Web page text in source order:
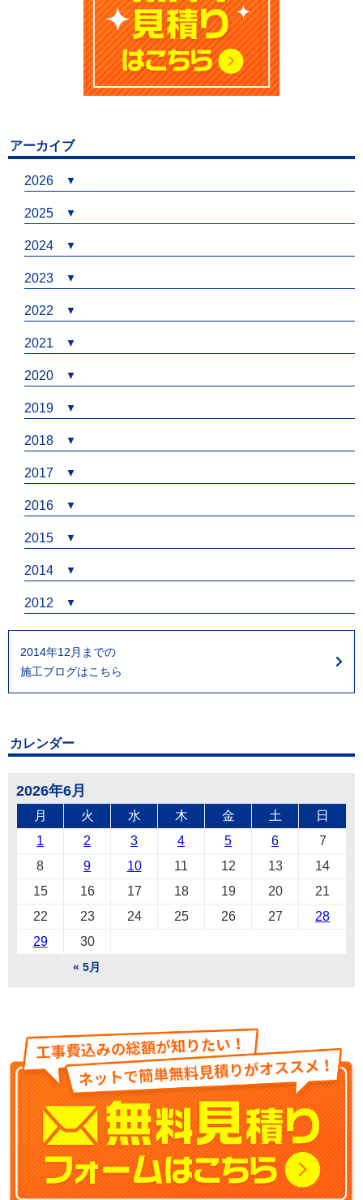
アーカイブ
2026
2025
2024
2023
2022
2021
2020
2019
2018
2017
2016
2015
2014
2012
2014年12月までの
施工ブログはこちら
カレンダー
2026年6月
月 火 水 木 金 土 日
« 5月
1 2 3 4 5 6
7
8
9 10 11 12 13
14
15
16 17 18 19 20
21
22
23 24 25 26 27
28
29
30